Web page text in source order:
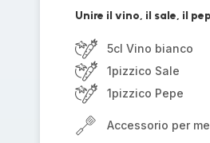
Unire il vino, il sale, il
5cl Vino bianco
1pizzico Sale
1pizzico Pepe
Accessorio per